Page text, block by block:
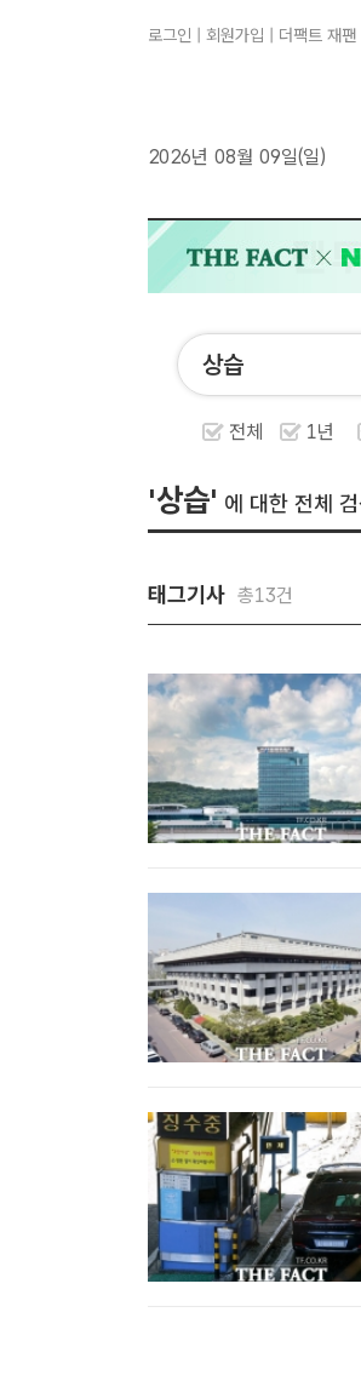
로그인 회원가입 더팩트 재팬
2026년 08월 09일(일)
전체 1년
'상습' 에 대한 전체
태그기사 총13건